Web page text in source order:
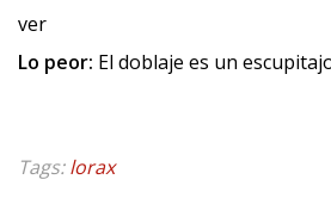
ver
Lo peor: El doblaje es un
Tags:lorax